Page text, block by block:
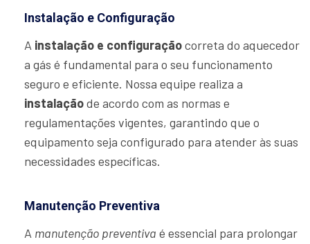
Instalação e Configuração
A instalação e configuraçãocorreta do aquecedor
a gás é fundamental para o seu funcionamento
seguro e eficiente. Nossa equipe realiza a
instalaçãode acordo com as normas e
regulamentações vigentes, garantindo que o
equipamento seja configurado para atender às suas
necessidades específicas.
Manutenção Preventiva
A manutenção preventiva é essencial para prolongar